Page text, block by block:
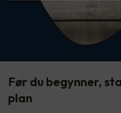
Før du begynner,
plan